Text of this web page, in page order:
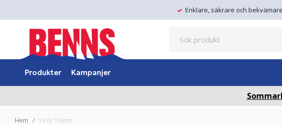
Enklare, säkrare och
Produkter Kampanjer
Hem Y-rör 10mm